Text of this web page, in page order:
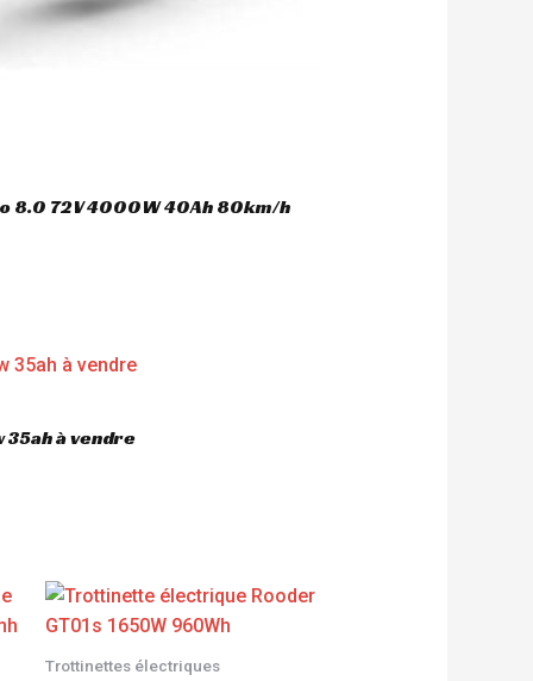
8.0 72V 4000W 40Ah 80km/h
à vendre
Trottinettes électriques